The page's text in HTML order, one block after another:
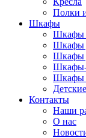
Полки
Шкафы
Шкафы
Шкафы
Шкафы
Шкафы
Контакты
Наши
О нас